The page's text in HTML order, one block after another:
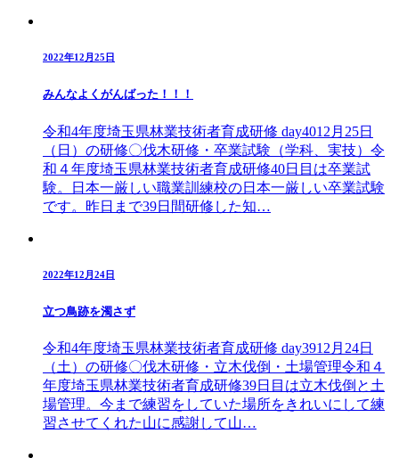
2022年12月25日
みんなよくがんばった！！！
令和4年度埼玉県林業技術者育成研修 day4012月25日
（日）の研修〇伐木研修・卒業試験（学科、実技）令
和４年度埼玉県林業技術者育成研修40日目は卒業試
験。日本一厳しい職業訓練校の日本一厳しい卒業試験
です。昨日まで39日間研修した知…
2022年12月24日
立つ鳥跡を濁さず
令和4年度埼玉県林業技術者育成研修 day3912月24日
（土）の研修〇伐木研修・立木伐倒・土場管理令和４
年度埼玉県林業技術者育成研修39日目は立木伐倒と土
場管理。今まで練習をしていた場所をきれいにして練
習させてくれた山に感謝して山…